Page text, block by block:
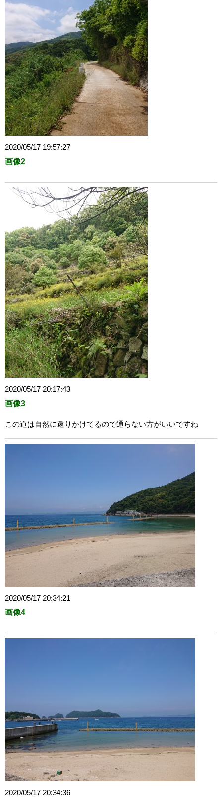
2020/05/17 19:57:27
画像2
2020/05/17 20:17:43
画像3
この道は自然に還りかけてるので通らない方がいいですね
2020/05/17 20:34:21
画像4
2020/05/17 20:34:36